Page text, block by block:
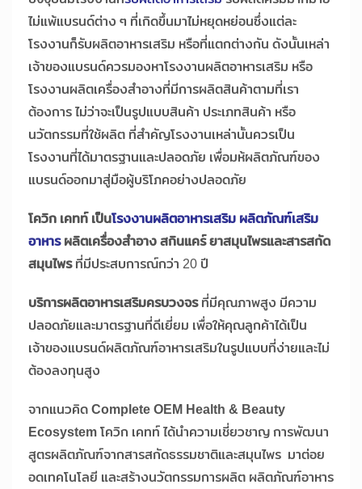
ไม่แพ้แบรนด์ต่าง ๆ ที่เกิดขึ้นมาไม่หยุดหย่อนซึ่งแต่ละ
โรงงานก็รับผลิตอาหารเสริม หรือที่แตกต่างกัน ดังนั้นเหล่า
เจ้าของแบรนด์ควรมองหาโรงงานผลิตอาหารเสริม หรือ
โรงงานผลิตเครื่องสำอางที่มีการผลิตสินค้าตามที่เรา
ต้องการ ไม่ว่าจะเป็นรูปแบบสินค้า ประเภทสินค้า หรือ
นวัตกรรมที่ใช้ผลิต ที่สำคัญโรงงานเหล่านั้นควรเป็น
โรงงานที่ได้มาตรฐานและปลอดภัย เพื่อมห้ผลิตภัณฑ์ของ
แบรนด์ออกมาสู่มือผู้บริโภคอย่างปลอดภัย
โควิก เคทท์ เป็นโรงงานผลิตอาหารเสริม ผลิตภัณฑ์เสริม
อาหารผลิตเครื่องสำอาง สกินแคร์ ยาสมุนไพรและสารสกัด
สมุนไพรที่มีประสบการณ์กว่า 20 ปี
บริการผลิตอาหารเสริมครบวงจรที่มีคุณภาพสูง มีความ
ปลอดภัยและมาตรฐานที่ดีเยี่ยม เพื่อให้คุณลูกค้าได้เป็น
เจ้าของแบรนด์ผลิตภัณฑ์อาหารเสริมในรูปแบบที่ง่ายและไม่
ต้องลงทุนสูง
จากแนวคิดComplete OEM Health & Beauty
Ecosystemโควิก เคทท์ ได้นำความเชี่ยวชาญ การพัฒนา
สูตรผลิตภัณฑ์จากสารสกัดธรรมชาติและสมุนไพร มาต่อย
อดเทคโนโลยี และสร้างนวัตกรรมการผลิต ผลิตภัณฑ์อาหาร